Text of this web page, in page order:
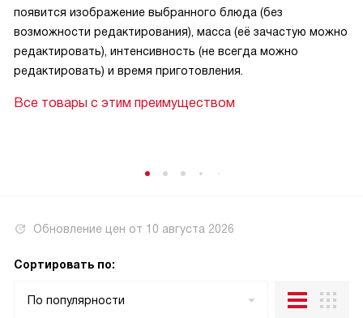
появится изображение выбранного блюда (без
возможности редактирования), масса (её зачастую можно
редактировать), интенсивность (не всегда можно
редактировать) и время приготовления.
Все товары с этим преимуществом
Обновление цен от 10 августа 2026
Сортировать по:
По популярности